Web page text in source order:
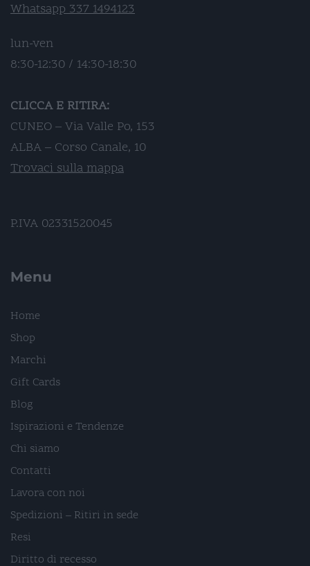
Whatsapp 337 1494123
lun-ven
8:30-12:30 / 14:30-18:30
CLICCA E RITIRA:
CUNEO – Via Valle Po, 153
ALBA – Corso Canale, 10
Trovaci sulla mappa
P.IVA 02331520045
Menu
Home
Shop
Marchi
Gift Cards
Blog
Ispirazioni e Tendenze
Chi siamo
Contatti
Lavora con noi
Spedizioni – Ritiri in sede
Resi
Diritto di recesso